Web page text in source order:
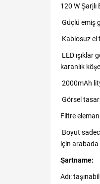
120 W
Güçlü emiş
Kablosuz el
LED
karanlık
2000mAh
Görsel
Filtre
Boyut
için arabada
Şartname:
Adı: